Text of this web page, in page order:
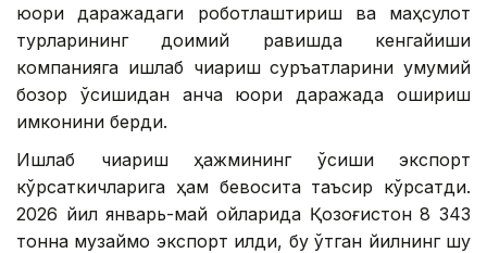
юқори даражадаги роботлаштириш ва маҳсулот
турларининг доимий равишда кенгайиши
компанияга ишлаб чиқариш суръатларини умумий
бозор ўсишидан анча юқори даражада ошириш
имконини берди.
Ишлаб чиқариш ҳажмининг ўсиши экспорт
кўрсаткичларига ҳам бевосита таъсир кўрсатди.
2026 йил январь-май ойларида Қозоғистон 8 343
тонна музқаймоқ экспорт қилди, бу ўтган йилнинг шу